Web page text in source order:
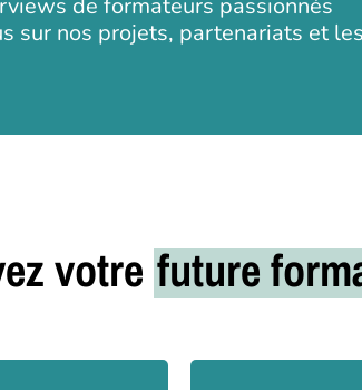
fermer
de formateurs passionnés
sur nos projets, partenariats et
votre future